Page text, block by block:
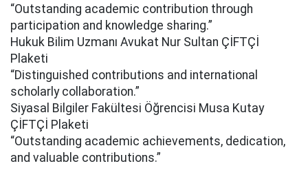
“Outstanding academic contribution through
participation and knowledge sharing.”
Hukuk Bilim Uzmanı Avukat Nur Sultan ÇİFTÇİ
Plaketi
“Distinguished contributions and international
scholarly collaboration.”
Siyasal Bilgiler Fakültesi Öğrencisi Musa Kutay
ÇİFTÇİ Plaketi
“Outstanding academic achievements, dedication,
and valuable contributions.”